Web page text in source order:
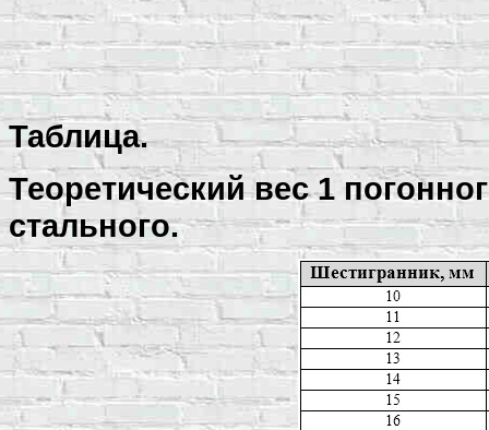
Таблица.
Теоретический вес 1
стального.